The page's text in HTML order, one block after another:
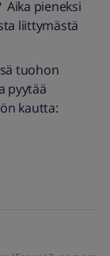
Aika pieneksi
liittymästä
tuohon
pyytää
kautta: